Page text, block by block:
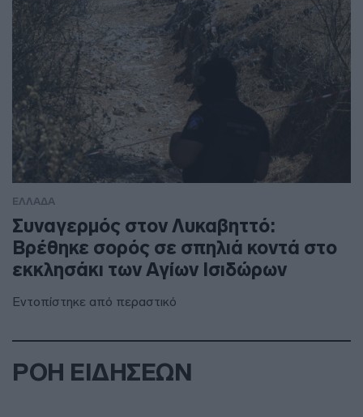
ΕΛΛΑΔΑ
Συναγερμός στον Λυκαβηττό:
Βρέθηκε σορός σε σπηλιά κοντά στο
εκκλησάκι των Αγίων Ισιδώρων
Εντοπίστηκε από περαστικό
ΡΟΗ ΕΙΔΗΣΕΩΝ